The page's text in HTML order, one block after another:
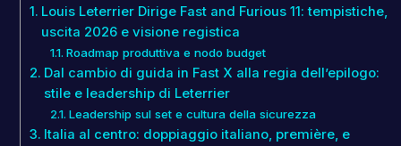
Louis Leterrier Dirige Fast and Furious 11: tempistiche,
uscita 2026 e visione registica
Roadmap produttiva e nodo budget
Dal cambio di guida in Fast X alla regia dell’epilogo:
stile e leadership di Leterrier
Leadership sul set e cultura della sicurezza
Italia al centro: doppiaggio italiano, première, e